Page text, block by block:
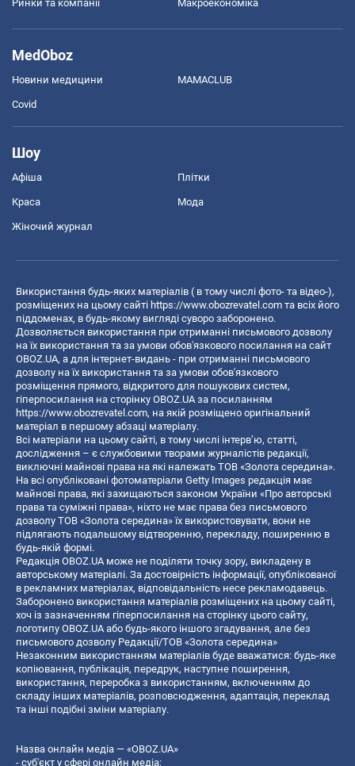
Ринки та компанії Макроекономіка
MedOboz
Новини медицини MAMACLUB
Covid
Шоу
Афіша Плітки
Краса Мода
Жіночий журнал
Використання будь-яких матеріалів ( в тому числі фото- та відео-),
розміщених на цьому сайті https://www.obozrevatel.com та всіх його
піддоменах, в будь-якому вигляді суворо заборонено.
Дозволяється використання при отриманні письмового дозволу
на їх використання та за умови обов'язкового посилання на сайт
OBOZ.UA, а для інтернет-видань - при отриманні письмового
дозволу на їх використання та за умови обов'язкового
розміщення прямого, відкритого для пошукових систем,
гіперпосилання на сторінку OBOZ.UA за посиланням
https://www.obozrevatel.com, на якій розміщено оригінальний
матеріал в першому абзаці матеріалу.
Всі матеріали на цьому сайті, в тому числі інтерв’ю, статті,
дослідження – є службовими творами журналістів редакції,
виключні майнові права на які належать ТОВ «Золота середина».
На всі опубліковані фотоматеріали Getty Images редакція має
майнові права, які захищаються законом України «Про авторські
права та суміжні права», ніхто не має права без письмового
дозволу ТОВ «Золота середина» їх використовувати, вони не
підлягають подальшому відтворенню, перекладу, поширенню в
будь-якій формі.
Редакція OBOZ.UA може не поділяти точку зору, викладену в
авторському матеріалі. За достовірність інформації, опублікованої
в рекламних матеріалах, відповідальність несе рекламодавець.
Заборонено використання матеріалів розміщених на цьому сайті,
хоч із зазначенням гіперпосилання на сторінку цього сайту,
логотипу OBOZ.UA або будь-якого іншого згадування, але без
письмового дозволу Редакції/ТОВ «Золота середина»
Незаконним використанням матеріалів буде вважатися: будь-яке
копiювання, публiкацiя, передрук, наступне поширення,
використання, переробка з використанням, включенням до
складу інших матеріалів, розповсюдження, адаптація, переклад
та інші подібні зміни матеріалу.
Назва онлайн медіа — «OBOZ.UA»
- суб'єкт у сфері онлайн медіа;